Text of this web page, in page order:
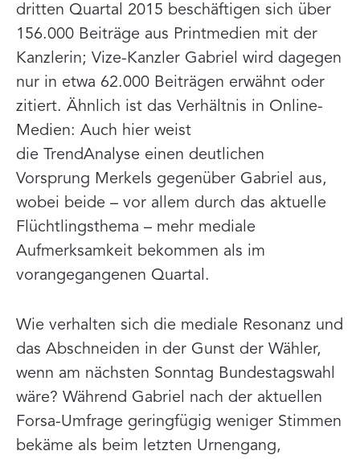
dritten Quartal 2015 beschäftigen sich über
156.000 Beiträge aus Printmedien mit der
Kanzlerin; Vize-Kanzler Gabriel wird dagegen
nur in etwa 62.000 Beiträgen erwähnt oder
zitiert. Ähnlich ist das Verhältnis in Online-
Medien: Auch hier weist
die TrendAnalyse einen deutlichen
Vorsprung Merkels gegenüber Gabriel aus,
wobei beide – vor allem durch das aktuelle
Flüchtlingsthema – mehr mediale
Aufmerksamkeit bekommen als im
vorangegangenen Quartal.
Wie verhalten sich die mediale Resonanz und
das Abschneiden in der Gunst der Wähler,
wenn am nächsten Sonntag Bundestagswahl
wäre? Während Gabriel nach der aktuellen
Forsa-Umfrage geringfügig weniger Stimmen
bekäme als beim letzten Urnengang,